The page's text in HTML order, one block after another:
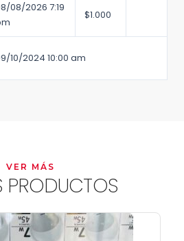
08/2026 7:19
$1.000
10/2024 10:00 am
VER MÁS
PRODUCTOS